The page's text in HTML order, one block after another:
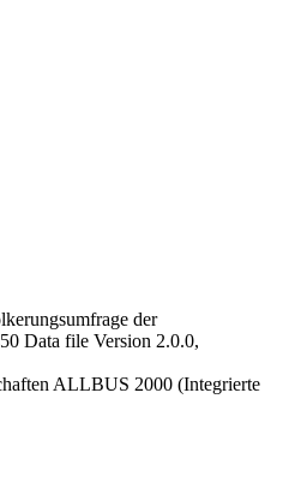
der
Data file Version 2.0.0,
ALLBUS 2000 (Integrierte